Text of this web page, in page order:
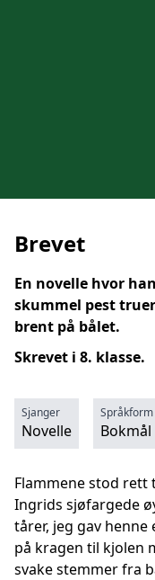
Brevet
En novelle hvor
skummel pest
brent på bålet.
Skrevet i 8. klasse.
Sjanger
Novelle
Språkform
Bokmål
Flammene stod
Ingrids sjøfargede
tårer, jeg gav
på kragen til kjolen
svake stemmer fra